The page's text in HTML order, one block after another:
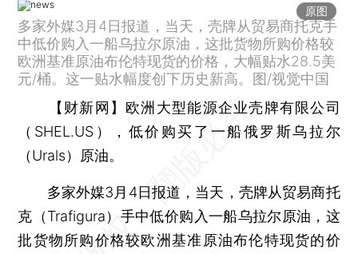
原图
多家外媒3月4日报道，当天，壳牌从贸易商托克手
中低价购入一船乌拉尔原油，这批货物所购价格较
欧洲基准原油布伦特现货的价格，大幅贴水28.5美
元/桶。这一贴水幅度创下历史新高。图/视觉中国
【财新网】 欧洲大型能源企业壳牌有限公司
（SHEL.US），低价购买了一船俄罗斯乌拉尔
（Urals）原油。
多家外媒3月4日报道，当天，壳牌从贸易商托
克（Trafigura）手中低价购入一船乌拉尔原油，这
批货物所购价格较欧洲基准原油布伦特现货的价